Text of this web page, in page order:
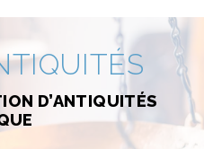
D’ANTIQUITÉS